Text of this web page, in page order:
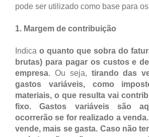
pode ser utilizado como base para
1. Margem de contribuição
Indica o quanto que sobra do
brutas) para pagar os custos e
empresa. Ou seja, tirando das
gastos variáveis, como
materiais, o que resulta vai
fixo. Gastos variáveis são
ocorrerão se for realizado a
vende, mais se gasta. Caso não